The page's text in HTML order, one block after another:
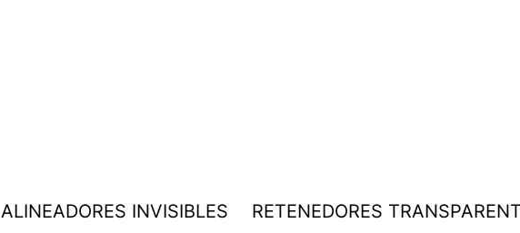
ALINEADORES INVISIBLES RETENEDORES